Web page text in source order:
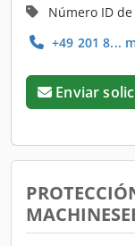
Número ID
+49 201 8...
Enviar